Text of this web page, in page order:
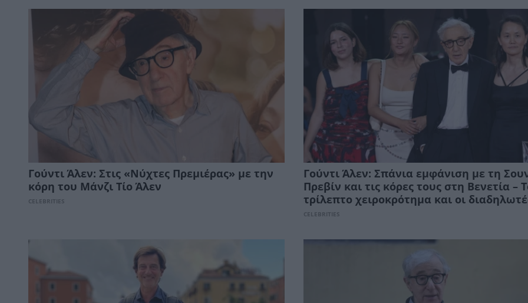
Γούντι Άλεν: Στις «Νύχτες Πρεμιέρας» με την
κόρη του Μάνζι Τίο Άλεν
CELEBRITIES
Γούντι Άλεν: Σπάνια εμφάνιση με τη
Πρεβίν και τις κόρες τους στη Βενετία –
τρίλεπτο χειροκρότημα και οι
CELEBRITIES